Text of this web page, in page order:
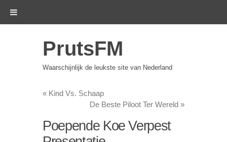
PrutsFM
Waarschijnlijk de leukste site van Nederland
« Kind Vs. Schaap
De Beste Piloot Ter Wereld »
Poepende Koe Verpest